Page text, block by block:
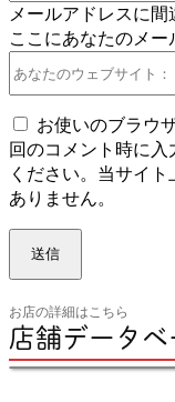
メールアドレスに
ここにあなたのメ
お使いのブラウ
回のコメント時に
ください。当サイ
ありません。
店舗データベ
お店の詳細はこちら